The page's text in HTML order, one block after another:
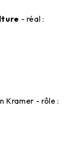
- réal :
Kramer - rôle :